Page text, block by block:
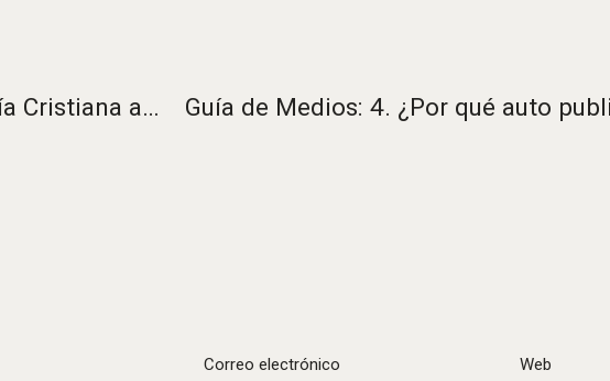
Guía de Medios: 3. ¿Por qué escribir?, Una Guía Cristiana a la Espiritualidad
Correo electrónico Web